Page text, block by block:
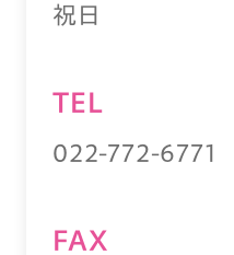
祝日
TEL
022-772-6771
FAX